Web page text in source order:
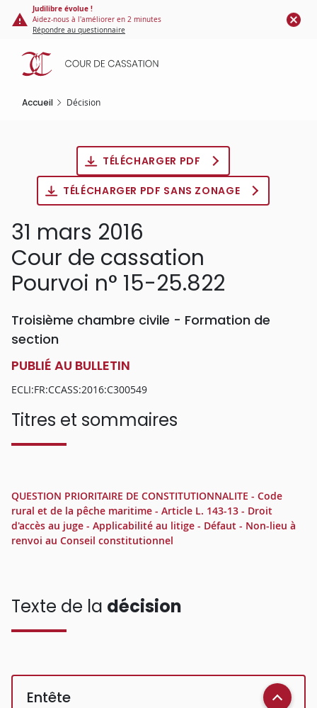
Panneau de gestion des cookies
contenu
principal
Judilibre évolue !
Aidez-nous à l'améliorer en 2 minutes
Répondre au questionnaire
Accueil Décision
TÉLÉCHARGER PDF
TÉLÉCHARGER PDF SANS ZONAGE
31 mars 2016
Cour de cassation
Pourvoi n° 15-25.822
Troisième chambre civile - Formation de
section
PUBLIÉ AU BULLETIN
ECLI:FR:CCASS:2016:C300549
Titres et sommaires
QUESTION PRIORITAIRE DE CONSTITUTIONNALITE - Code
rural et de la pêche maritime - Article L. 143-13 - Droit
d'accès au juge - Applicabilité au litige - Défaut - Non-lieu à
renvoi au Conseil constitutionnel
Texte de la décision
Entête